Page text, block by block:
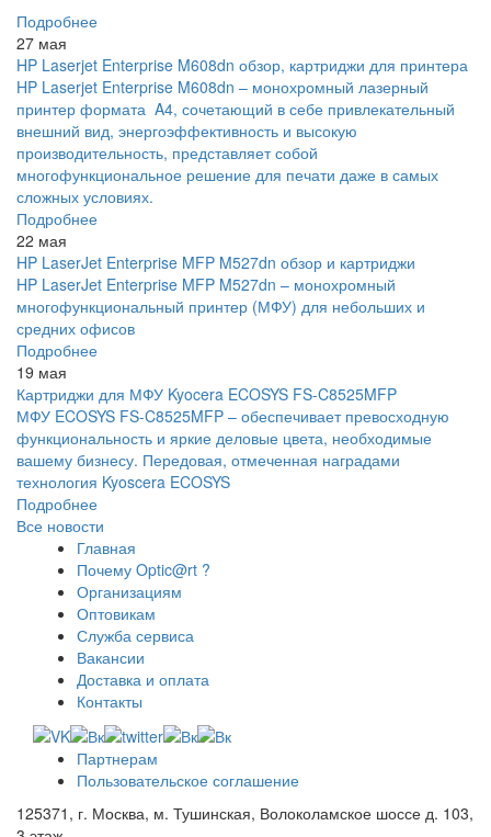
Подробнее
27 мая
HP Laserjet Enterprise M608dn обзор, картриджи для принтера
HP Laserjet Enterprise M608dn – монохромный лазерный
принтер формата A4, сочетающий в себе привлекательный
внешний вид, энергоэффективность и высокую
производительность, представляет собой
многофункциональное решение для печати даже в самых
сложных условиях.
Подробнее
22 мая
HP LaserJet Enterprise MFP M527dn обзор и картриджи
HP LaserJet Enterprise MFP M527dn – монохромный
многофункциональный принтер (МФУ) для небольших и
средних офисов
Подробнее
19 мая
Картриджи для МФУ Kyocera ECOSYS FS-C8525MFP
МФУ ECOSYS FS-C8525MFP – обеспечивает превосходную
функциональность и яркие деловые цвета, необходимые
вашему бизнесу. Передовая, отмеченная наградами
технология Kyoscera ECOSYS
Подробнее
Все новости
Главная
Почему Optic@rt ?
Организациям
Оптовикам
Служба сервиса
Вакансии
Доставка и оплата
Контакты
Партнерам
Пользовательское соглашение
125371, г. Москва, м. Тушинская, Волоколамское шоссе д. 103,